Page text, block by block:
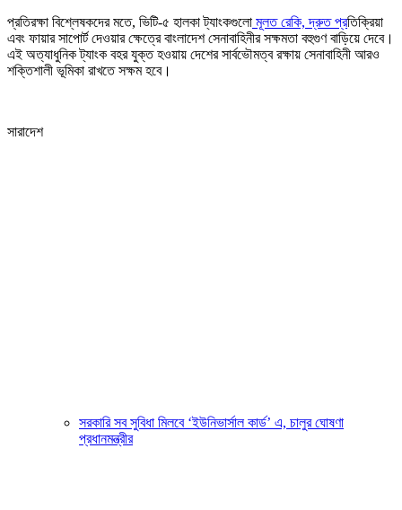
প্রতিরক্ষা বিশ্লেষকদের মতে, ভিটি-৫ হালকা ট্যাংকগুলো মূলত রেকি, দ্রুত প্রতিক্রিয়া
এবং ফায়ার সাপোর্ট দেওয়ার ক্ষেত্রে বাংলাদেশ সেনাবাহিনীর সক্ষমতা বহুগুণ বাড়িয়ে দেবে।
এই অত্যাধুনিক ট্যাংক বহর যুক্ত হওয়ায় দেশের সার্বভৌমত্ব রক্ষায় সেনাবাহিনী আরও
শক্তিশালী ভূমিকা রাখতে সক্ষম হবে।
সারাদেশ
সরকারি সব সুবিধা মিলবে ‘ইউনিভার্সাল কার্ড’ এ, চালুর ঘোষণা
প্রধানমন্ত্রীর